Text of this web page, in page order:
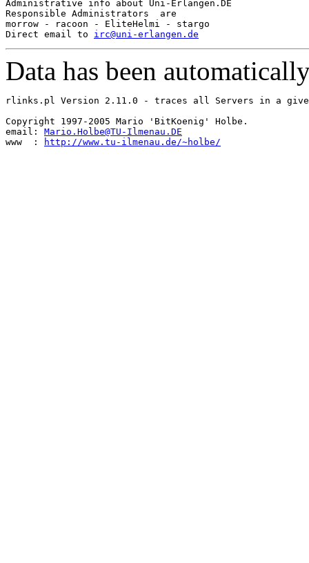
Administrative info about Uni-Erlangen.DE
Responsible Administrators  are
morrow - racoon - EliteHelmi - stargo
Direct email to irc@uni-erlangen.de
Data has been
rlinks.pl Version 2.11.0 - traces all Servers in a given
Copyright 1997-2005 Mario 'BitKoenig' Holbe.
email: Mario.Holbe@TU-Ilmenau.DE
www  :
http://www.tu-ilmenau.de/~holbe/